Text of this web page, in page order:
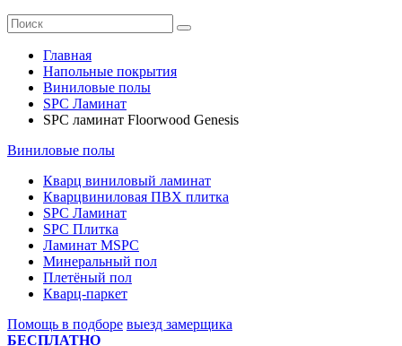
Главная
Напольные покрытия
Виниловые полы
SPC Ламинат
SPC ламинат Floorwood Genesis
Виниловые полы
Кварц виниловый ламинат
Кварцвиниловая ПВХ плитка
SPC Ламинат
SPC Плитка
Ламинат MSPC
Минеральный пол
Плетёный пол
Кварц-паркет
Помощь в подборе выезд замерщика
БЕСПЛАТНО